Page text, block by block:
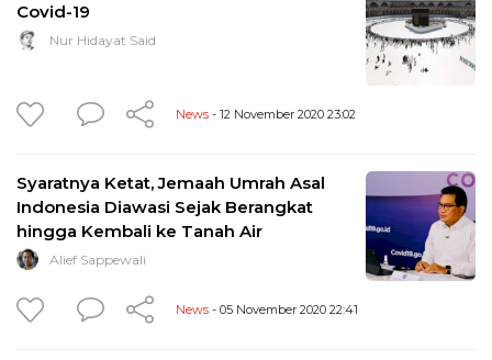
Covid-19
Nur Hidayat Said
News - 12 November 2020 23:02
Syaratnya Ketat, Jemaah Umrah Asal
Indonesia Diawasi Sejak Berangkat
hingga Kembali ke Tanah Air
Alief Sappewali
News - 05 November 2020 22:41